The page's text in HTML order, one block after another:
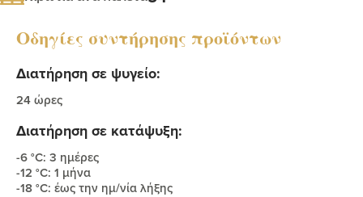
Οδηγίες συντήρησης προϊόντων
Διατήρηση σε ψυγείο:
24 ώρες
Διατήρηση σε κατάψυξη:
-6 °C: 3 ημέρες
-12 °C: 1 μήνα
-18 °C: έως την ημ/νία λήξης